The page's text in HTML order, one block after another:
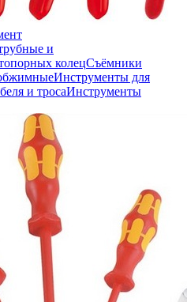
и
колецСъёмники
Инструменты для
и тросаИнструменты